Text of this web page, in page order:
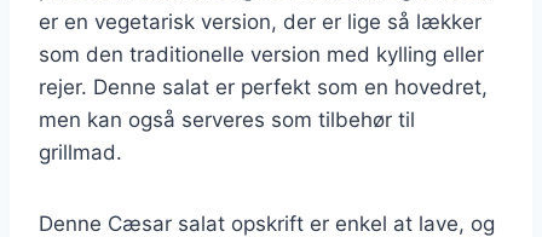
er en vegetarisk version, der er lige så lækker
som den traditionelle version med kylling eller
rejer. Denne salat er perfekt som en hovedret,
men kan også serveres som tilbehør til
grillmad.
Denne Cæsar salat opskrift er enkel at lave, og